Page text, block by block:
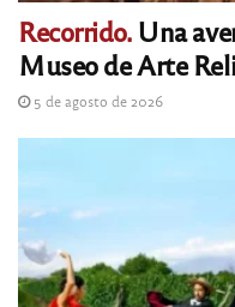
Recorrido.Una
Museo de Arte
5 de agosto de 2026